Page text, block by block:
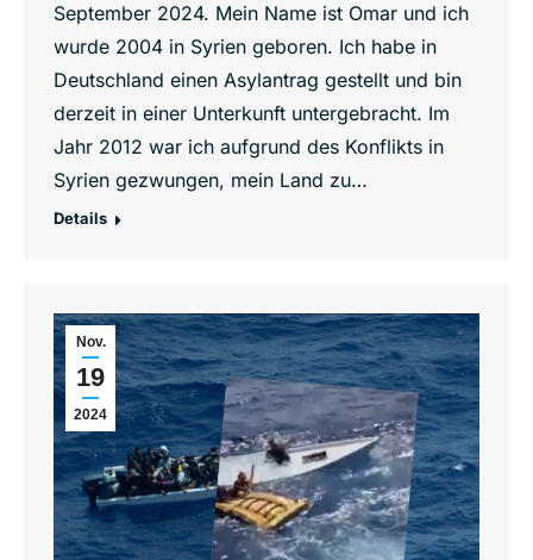
September 2024. Mein Name ist Omar und ich
wurde 2004 in Syrien geboren. Ich habe in
Deutschland einen Asylantrag gestellt und bin
derzeit in einer Unterkunft untergebracht. Im
Jahr 2012 war ich aufgrund des Konflikts in
Syrien gezwungen, mein Land zu…
Details
Nov.
19
2024